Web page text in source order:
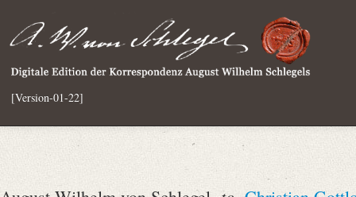
[Version-01-22]